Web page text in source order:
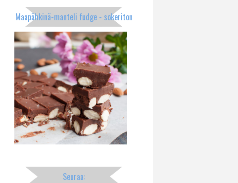
Maapähkinä-manteli fudge - sokeriton
Seuraa: